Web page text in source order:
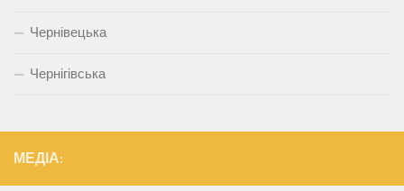
Чернівецька
Чернігівська
МЕДІА: